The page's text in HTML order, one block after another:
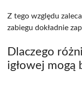
Z tego względu
zabiegu dokładnie
Dlaczego
igłowej mogą